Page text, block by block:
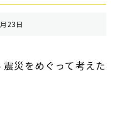
23日
災をめぐって考えた